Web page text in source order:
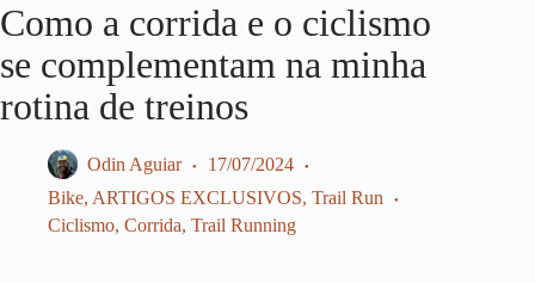
Como a corrida e o ciclismo
se complementam na minha
rotina de treinos
Odin Aguiar
17/07/2024
Bike, ARTIGOS EXCLUSIVOS, Trail Run
Ciclismo, Corrida, Trail Running